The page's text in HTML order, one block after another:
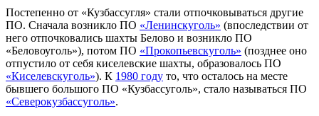
Постепенно от «Кузбассугля» стали отпочковываться другие
ПО. Сначала возникло ПО «Ленинскуголь» (впоследствии от
него отпочковались шахты Белово и возникло ПО
«Беловоуголь»), потом ПО «Прокопьевскуголь» (позднее оно
отпустило от себя киселевские шахты, образовалось ПО
«Киселевскуголь»). К 1980 году то, что осталось на месте
бывшего большого ПО «Кузбассуголь», стало называться ПО
«Северокузбассуголь».